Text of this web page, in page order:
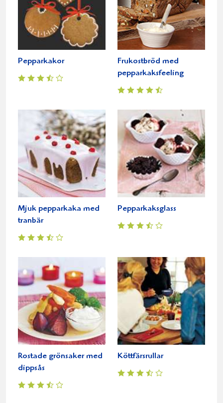
Pepparkakor
Frukostbröd med
pepparkaksfeeling
Mjuk pepparkaka med
tranbär
Pepparkaksglass
Rostade grönsaker med
dippsås
Köttfärsrullar